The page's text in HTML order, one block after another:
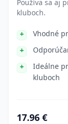
Používa sa aj
kluboch.
Vhodné
Ideálne
kluboch
17.96 €